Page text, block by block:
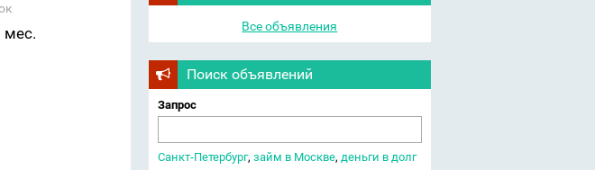
мес. Все объявления
Поиск объявлений
Запрос
Санкт-Петербург, займ в Москве, деньги в долг